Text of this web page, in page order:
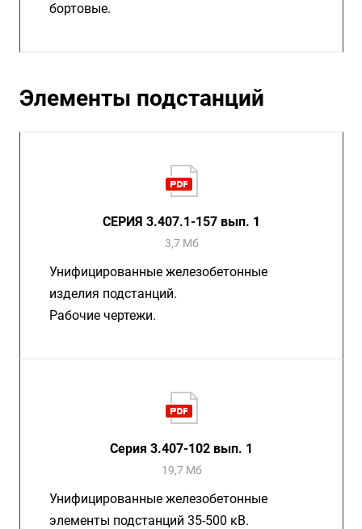
бортовые.
Элементы подстанций
СЕРИЯ 3.407.1-157 вып. 1
3,7 Мб
Унифицированные железобетонные
изделия подстанций.
Рабочие чертежи.
Серия 3.407-102 вып. 1
19,7 Мб
Унифицированные железобетонные
элементы подстанций 35-500 кВ.